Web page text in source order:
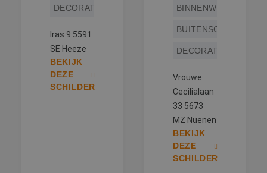
DECORATIESCHILDERWERK
Iras 9 5591
SE Heeze
BEKIJK
DEZE
SCHILDER
BINNENWERK
Vrouwe
Cecilialaan
33 5673
MZ Nuenen
BEKIJK
DEZE
SCHILDER